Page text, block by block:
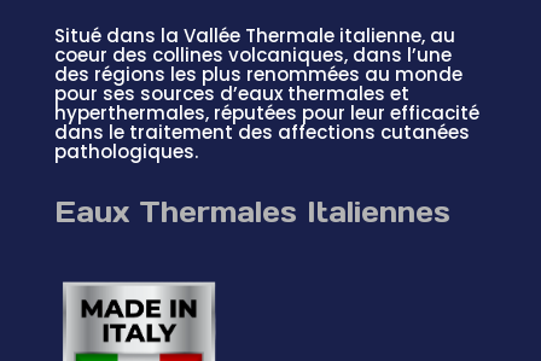
Situé dans la Vallée Thermale italienne, au
coeur des collines volcaniques, dans l’une
des régions les plus renommées au monde
pour ses sources d’eaux thermales et
hyperthermales, réputées pour leur efficacité
dans le traitement des affections cutanées
pathologiques.
Eaux Thermales Italiennes